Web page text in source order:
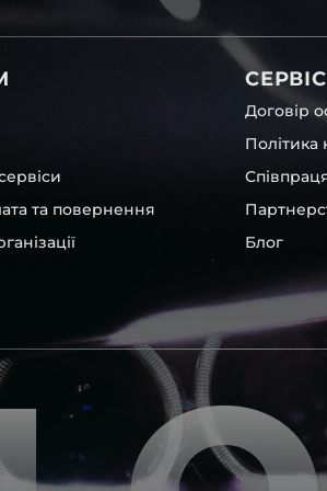
та унікальні.
офісі та оптовому
– на всіх
– для швидкої
будь-які
пару чи комплект.
перевіряють та
та повернення
СЕРВІС
Договір
Політика
Блог